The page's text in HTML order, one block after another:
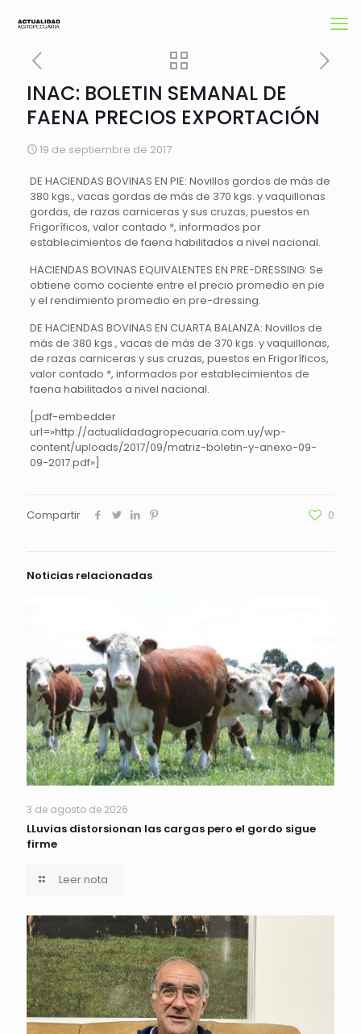
INAC: BOLETIN SEMANAL DE
FAENA PRECIOS EXPORTACIÓN
19 de septiembre de 2017
DE HACIENDAS BOVINAS EN PIE: Novillos gordos de más de
380 kgs., vacas gordas de más de 370 kgs. y vaquillonas
gordas, de razas carniceras y sus cruzas, puestos en
Frigoríficos, valor contado *, informados por
establecimientos de faena habilitados a nivel nacional.
HACIENDAS BOVINAS EQUIVALENTES EN PRE-DRESSING: Se
obtiene como cociente entre el precio promedio en pie
y el rendimiento promedio en pre-dressing.
DE HACIENDAS BOVINAS EN CUARTA BALANZA: Novillos de
más de 380 kgs., vacas de más de 370 kgs. y vaquillonas,
de razas carniceras y sus cruzas, puestos en Frigoríficos,
valor contado *, informados por establecimientos de
faena habilitados a nivel nacional.
[pdf-embedder
url=»http://actualidadagropecuaria.com.uy/wp-
content/uploads/2017/09/matriz-boletin-y-anexo-09-
09-2017.pdf»]
Compartir 0
Noticias relacionadas
3 de agosto de 2026
LLuvias distorsionan las cargas pero el gordo sigue
firme
Leer nota